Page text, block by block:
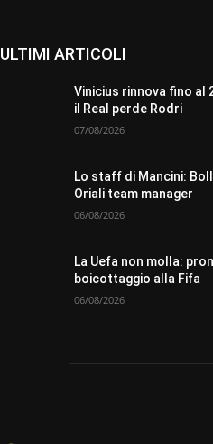
ARTICOLI
Vinicius rinnova fino al
il Real perde Rodri
07/08/2026
Lo staff di Mancini:
Oriali team manager
06/08/2026
La Uefa non molla:
boicottaggio alla Fifa
06/08/2026